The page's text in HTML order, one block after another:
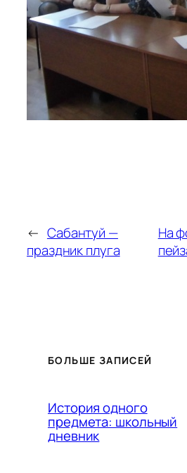
← Сабантуй —
праздник плуга
На
БОЛЬШЕ ЗАПИСЕЙ
История одного
предмета: школьный
дневник